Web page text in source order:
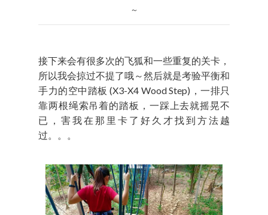
～
接下来会有很多次的飞狐和一些重复的关卡，
所以我会掠过不提了哦～然后就是考验平衡和
手力的空中踏板 (X3-X4 Wood Step)，一排只
靠两根绳索吊着的踏板，一踩上去就摇晃不
已，害我在那里卡了好久才找到方法越
过。。。